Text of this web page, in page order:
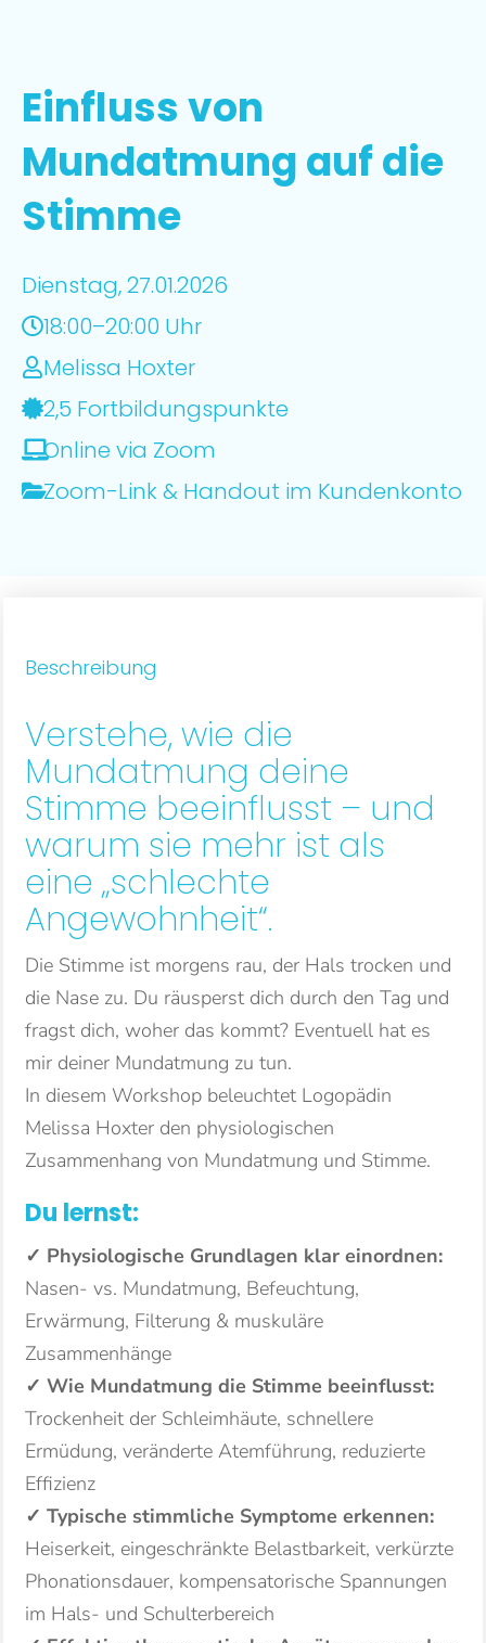
Einfluss von
Mundatmung auf die
Stimme
Dienstag, 27.01.2026
18:00–20:00 Uhr
Melissa Hoxter
2,5 Fortbildungspunkte
Online via Zoom
Zoom-Link & Handout im Kundenkonto
Beschreibung
Verstehe, wie die
Mundatmung deine
Stimme beeinflusst – und
warum sie mehr ist als
eine „schlechte
Angewohnheit“.
Die Stimme ist morgens rau, der Hals trocken und
die Nase zu. Du räusperst dich durch den Tag und
fragst dich, woher das kommt? Eventuell hat es
mir deiner Mundatmung zu tun.
In diesem Workshop beleuchtet Logopädin
Melissa Hoxter den physiologischen
Zusammenhang von Mundatmung und Stimme.
Du lernst:
✓ Physiologische Grundlagen klar einordnen:
Nasen- vs. Mundatmung, Befeuchtung,
Erwärmung, Filterung & muskuläre
Zusammenhänge
✓ Wie Mundatmung die Stimme beeinflusst:
Trockenheit der Schleimhäute, schnellere
Ermüdung, veränderte Atemführung, reduzierte
Effizienz
✓ Typische stimmliche Symptome erkennen:
Heiserkeit, eingeschränkte Belastbarkeit, verkürzte
Phonationsdauer, kompensatorische Spannungen
im Hals- und Schulterbereich